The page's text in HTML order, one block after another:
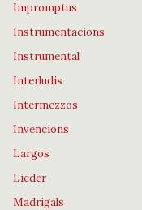
Impromptus
Instrumentacions
Instrumental
Interludis
Intermezzos
Invencions
Largos
Lieder
Madrigals